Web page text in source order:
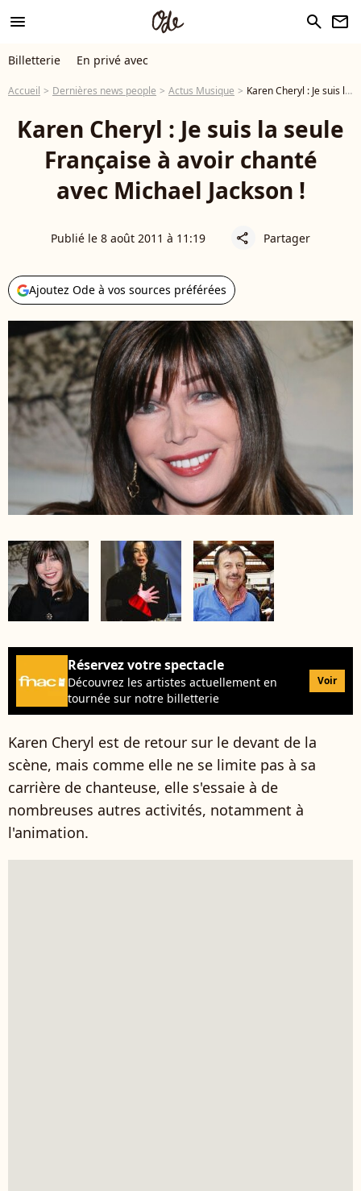
menu search newsletter
Billetterie En privé avec
Accueil Dernières news people Actus Musique Karen Cheryl : Je suis la seule Française à avoir chanté avec Michael Jackson !
Karen Cheryl : Je suis la seule
Française à avoir chanté
avec Michael Jackson !
Publié le 8 août 2011 à 11:19 share Partager
Ajoutez Ode à vos sources préférées
Réservez votre spectacle
Découvrez les artistes actuellement en
tournée sur notre billetterie
Voir
Karen Cheryl est de retour sur le devant de la
scène, mais comme elle ne se limite pas à sa
carrière de chanteuse, elle s'essaie à de
nombreuses autres activités, notamment à
l'animation.